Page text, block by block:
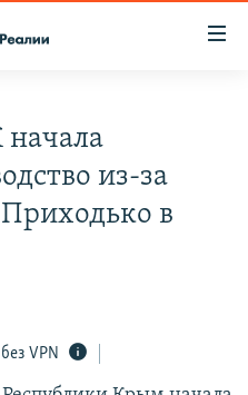
из-за
Приходько в
VPN